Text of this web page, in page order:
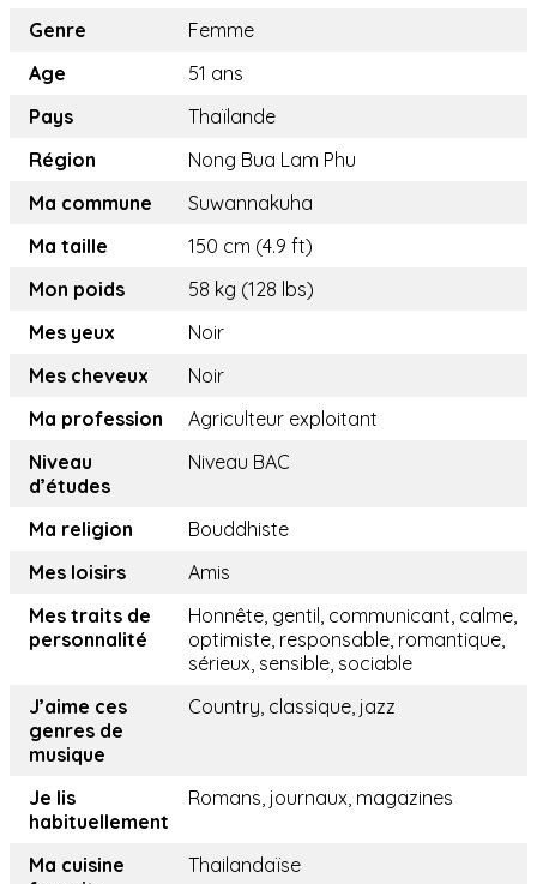
Genre
Femme
Age
51 ans
Pays
Thaïlande
Région
Nong Bua Lam Phu
Ma commune
Suwannakuha
Ma taille
150 cm (4.9 ft)
Mon poids
58 kg (128 lbs)
Mes yeux
Noir
Mes cheveux
Noir
Ma profession
Agriculteur exploitant
Niveau
d’études
Niveau BAC
Ma religion
Bouddhiste
Mes loisirs
Amis
Mes traits de
personnalité
Honnête, gentil, communicant, calme,
optimiste, responsable, romantique,
sérieux, sensible, sociable
J’aime ces
genres de
musique
Country, classique, jazz
Je lis
habituellement
Romans, journaux, magazines
Ma cuisine
Thailandaïse